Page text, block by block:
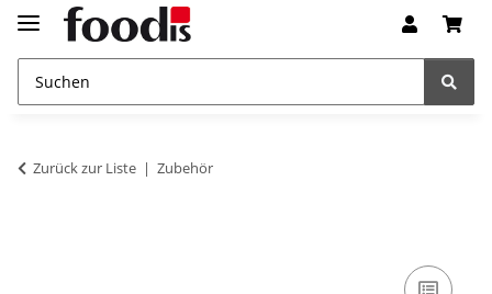
Zurück zur Liste Zubehör